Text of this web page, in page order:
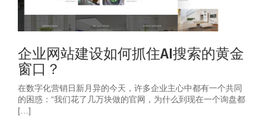
企业网站建设如何抓住AI搜索的黄金
窗口？
在数字化营销日新月异的今天，许多企业主心中都有一个共同
的困惑：“我们花了几万块做的官网，为什么到现在一个询盘都
[…]